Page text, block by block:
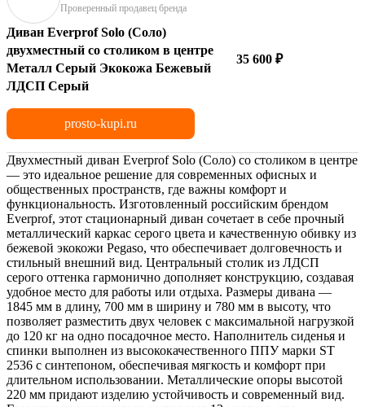
Проверенный продавец бренда
Диван Everprof Solo (Соло)
двухместный со столиком в центре
Металл Серый Экокожа Бежевый
ЛДСП Серый
35 600 ₽
prosto-kupi.ru
Двухместный диван Everprof Solo (Соло) со столиком в центре
— это идеальное решение для современных офисных и
общественных пространств, где важны комфорт и
функциональность. Изготовленный российским брендом
Everprof, этот стационарный диван сочетает в себе прочный
металлический каркас серого цвета и качественную обивку из
бежевой экокожи Pegaso, что обеспечивает долговечность и
стильный внешний вид. Центральный столик из ЛДСП
серого оттенка гармонично дополняет конструкцию, создавая
удобное место для работы или отдыха. Размеры дивана —
1845 мм в длину, 700 мм в ширину и 780 мм в высоту, что
позволяет разместить двух человек с максимальной нагрузкой
до 120 кг на одно посадочное место. Наполнитель сиденья и
спинки выполнен из высококачественного ППУ марки ST
2536 с синтепоном, обеспечивая мягкость и комфорт при
длительном использовании. Металлические опоры высотой
220 мм придают изделию устойчивость и современный вид.